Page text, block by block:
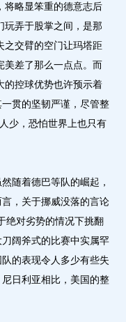
将略显笨重的德意志后
玩弄于股掌之间，是那
之交臂的空门让玛塔距
美差了那么一点点。而
的控球优势也许预示着
贯的坚韧严谨，尽管整
少，恐怕世界上也只有
随着德巴等队的崛起，
，关于挪威没落的言论
绝对劣势的情况下挑翻
阔斧式的比赛中实属罕
的表现令人多少有些失
日利亚相比，美国的整